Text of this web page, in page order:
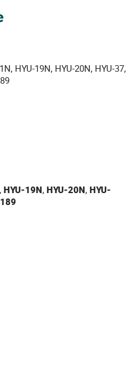
HYU-19N, HYU-20N, HYU-37,
, HYU-19N, HYU-20N, HYU-